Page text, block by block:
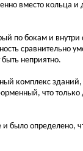
вместо кольца и
по бокам и
сравнительно
неприятно.
комплекс
что только
было определено,